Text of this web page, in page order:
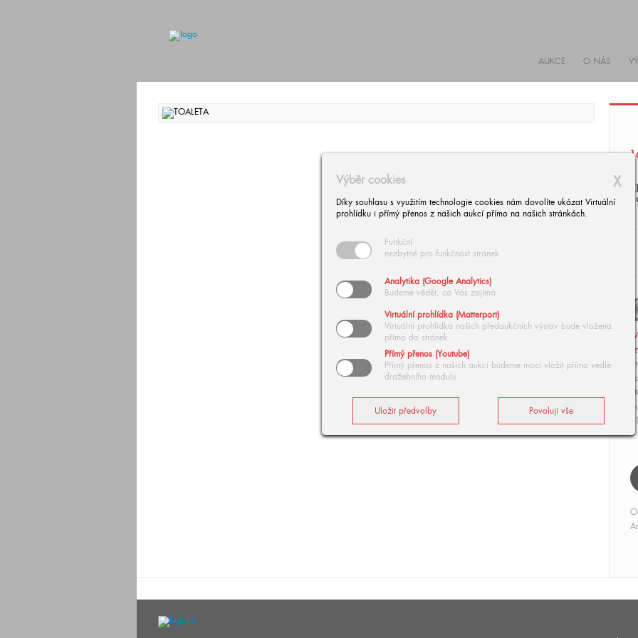
AUKCE O NÁS
X
Výběr cookies
Díky souhlasu s využitím technologie cookies nám dovolíte ukázat Virtuální
prohlídku i přímý přenos z našich aukcí přímo na našich stránkách.
Funkční
nezbytné pro funkčnost stránek
Analytika (Google Analytics)
Budeme vědět, co Vás zajímá
Virtuální prohlídka (Matterport)
Virtuální prohlídka našich předaukčních výstav bude vložena
přímo do stránek
Přímý přenos (Youtube)
Přímý přenos z našich aukcí budeme moci vložit přímo vedle
dražebního modulu